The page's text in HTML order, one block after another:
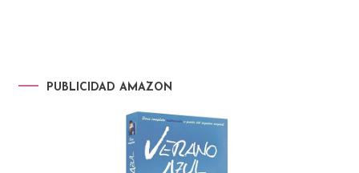
PUBLICIDAD AMAZON